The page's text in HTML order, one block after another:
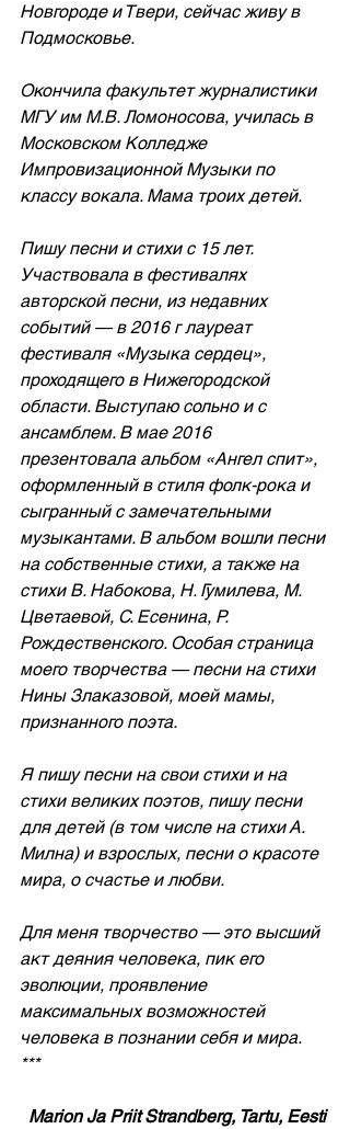
Новгороде и Твери, сейчас живу в
Подмосковье.
Окончила факультет журналистики
МГУ им М.В. Ломоносова, училась в
Московском Колледже
Импровизационной Музыки по
классу вокала. Мама троих детей.
Пишу песни и стихи с 15 лет.
Участвовала в фестивалях
авторской песни, из недавних
событий — в 2016 г лауреат
фестиваля «Музыка сердец»,
проходящего в Нижегородской
области. Выступаю сольно и с
ансамблем. В мае 2016
презентовала альбом «Ангел спит»,
оформленный в стиля фолк-рока и
сыгранный с замечательными
музыкантами. В альбом вошли песни
на собственные стихи, а также на
стихи В. Набокова, Н. Гумилева, М.
Цветаевой, С. Есенина, Р.
Рождественского. Особая страница
моего творчества — песни на стихи
Нины Злаказовой, моей мамы,
признанного поэта.
Я пишу песни на свои стихи и на
стихи великих поэтов, пишу песни
для детей (в том числе на стихи А.
Милна) и взрослых, песни о красоте
мира, о счастье и любви.
Для меня творчество — это высший
акт деяния человека, пик его
эволюции, проявление
максимальных возможностей
человека в познании себя и мира.
***
  Marion Ja Priit Strandberg, Tartu, Eesti